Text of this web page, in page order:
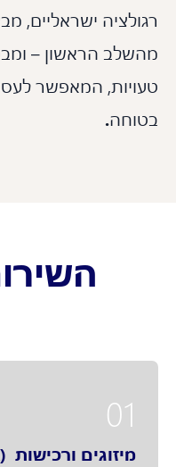
ישראליים,
הראשון – ומבטיחה
המאפשר לעסקה
.
מיזוגים ורכישות (M&A)